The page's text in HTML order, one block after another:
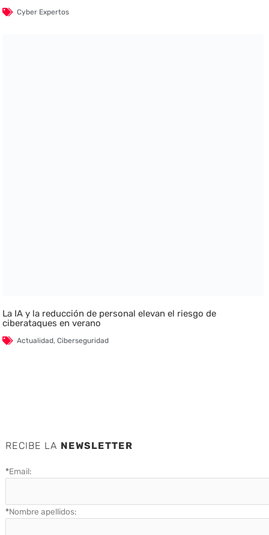
Cyber Expertos
La IA y la reducción de personal elevan el riesgo de
ciberataques en verano
Actualidad,Ciberseguridad
RECIBE LA NEWSLETTER
*Email:
*Nombre apellidos: